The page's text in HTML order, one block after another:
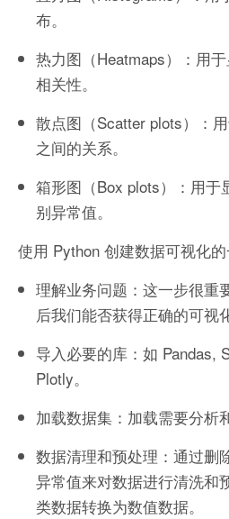
布。
热力图（Heatmaps）：用
相关性。
散点图（Scatter plots）：
之间的关系。
箱形图（Box plots）：用于
别异常值。
使用 Python 创建数据可视化的
理解业务问题：这一步很重
后我们能否获得正确的可视
导入必要的库：如 Pandas,
Plotly。
加载数据集：加载需要分析
数据清理和预处理：通过删
异常值来对数据进行清洗和
类数据转换为数值数据。